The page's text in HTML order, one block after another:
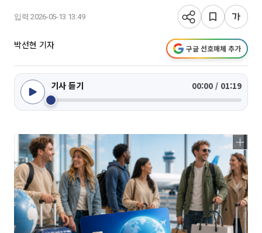
입력 2026-05-13 13:49
박선현 기자 구글 선호매체 추가
기사 듣기 00:00 / 01:19